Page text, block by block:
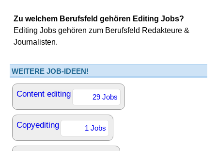
Zu welchem Berufsfeld gehören Editing Jobs?
Editing Jobs gehören zum Berufsfeld Redakteure &
Journalisten.
WEITERE JOB-IDEEN!
Content editing 29 Jobs
Copyediting 1 Jobs